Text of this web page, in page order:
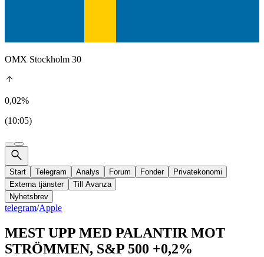
OMX Stockholm 30
0,02%
(10:05)
Start Telegram Analys Forum Fonder
Privatekonomi
Externa tjänster
Till Avanza
Nyhetsbrev
telegram/Apple
MEST UPP MED PALANTIR MOT
STRÖMMEN, S&P 500 +0,2%